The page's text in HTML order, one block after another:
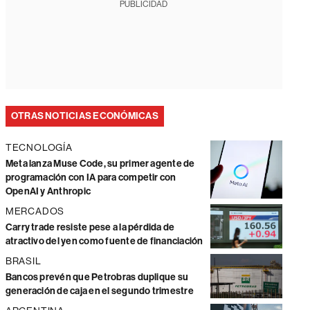
PUBLICIDAD
OTRAS NOTICIAS ECONÓMICAS
TECNOLOGÍA
Meta lanza Muse Code, su primer agente de
programación con IA para competir con
OpenAI y Anthropic
MERCADOS
Carry trade resiste pese a la pérdida de
atractivo del yen como fuente de financiación
BRASIL
Bancos prevén que Petrobras duplique su
generación de caja en el segundo trimestre